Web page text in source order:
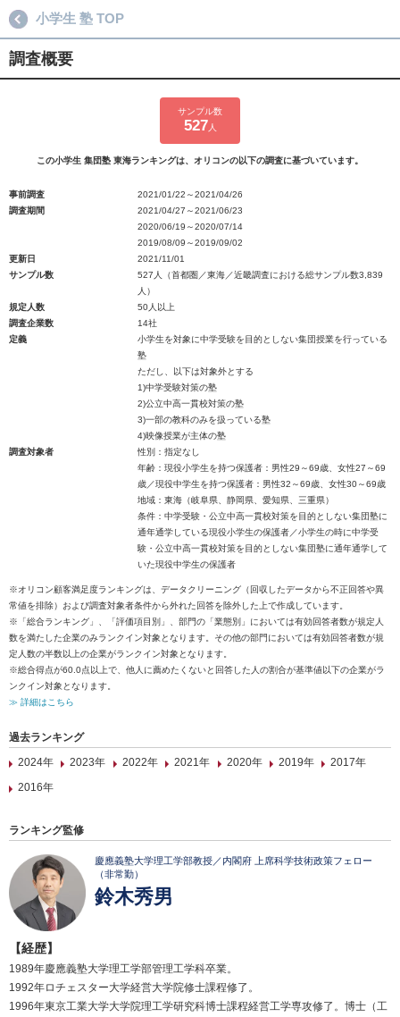
小学生 塾 TOP
調査概要
サンプル数
527 人
この小学生 集団塾 東海ランキングは、オリコンの以下の調査に基づいています。
事前調査
2021/01/22～2021/04/26
調査期間
2021/04/27～2021/06/23
2020/06/19～2020/07/14
2019/08/09～2019/09/02
更新日
2021/11/01
サンプル数
527人（首都圏／東海／近畿調査における総サンプル数3,839
人）
規定人数
50人以上
調査企業数
14社
定義
小学生を対象に中学受験を目的としない集団授業を行っている
塾
ただし、以下は対象外とする
1)中学受験対策の塾
2)公立中高一貫校対策の塾
3)一部の教科のみを扱っている塾
4)映像授業が主体の塾
調査対象者
性別：指定なし
年齢：現役小学生を持つ保護者：男性29～69歳、女性27～69
歳／現役中学生を持つ保護者：男性32～69歳、女性30～69歳
地域：東海（岐阜県、静岡県、愛知県、三重県）
条件：中学受験・公立中高一貫校対策を目的としない集団塾に
通年通学している現役小学生の保護者／小学生の時に中学受
験・公立中高一貫校対策を目的としない集団塾に通年通学して
いた現役中学生の保護者
※オリコン顧客満足度ランキングは、データクリーニング（回収したデータから不正回答や異
常値を排除）および調査対象者条件から外れた回答を除外した上で作成しています。
※「総合ランキング」、「評価項目別」、部門の「業態別」においては有効回答者数が規定人
数を満たした企業のみランクイン対象となります。その他の部門においては有効回答者数が規
定人数の半数以上の企業がランクイン対象となります。
※総合得点が60.0点以上で、他人に薦めたくないと回答した人の割合が基準値以下の企業がラ
ンクイン対象となります。
≫ 詳細はこちら
過去ランキング
2024年
2023年 2022年 2021年 2020年 2019年
2017年
2016年
ランキング監修
慶應義塾大学理工学部教授／内閣府 上席科学技術政策フェロー
（非常勤）
鈴木秀男
【経歴】
1989年慶應義塾大学理工学部管理工学科卒業。
1992年ロチェスター大学経営大学院修士課程修了。
1996年東京工業大学大学院理工学研究科博士課程経営工学専攻修了。博士（工